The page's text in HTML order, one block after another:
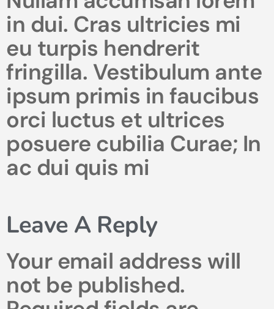
in dui. Cras ultricies mi
eu turpis hendrerit
fringilla. Vestibulum ante
ipsum primis in faucibus
orci luctus et ultrices
posuere cubilia Curae; In
ac dui quis mi
Leave A Reply
Your email address will
not be published.